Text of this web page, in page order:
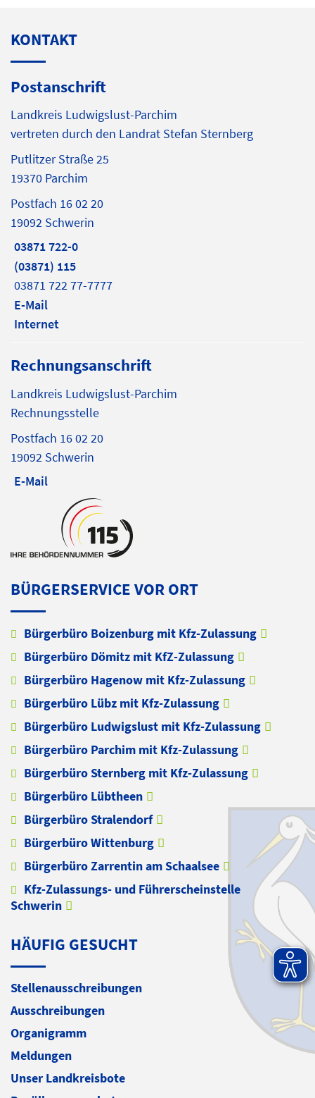
KONTAKT
Postanschrift
Landkreis Ludwigslust-Parchim
vertreten durch den Landrat Stefan Sternberg
Putlitzer Straße 25
19370 Parchim
Postfach 16 02 20
19092 Schwerin
03871 722-0
(03871) 115
03871 722 77-7777
E-Mail
Internet
Rechnungsanschrift
Landkreis Ludwigslust-Parchim
Rechnungsstelle
Postfach 16 02 20
19092 Schwerin
E-Mail
BÜRGERSERVICE VOR ORT
Bürgerbüro Boizenburg mit Kfz-Zulassung
Bürgerbüro Dömitz mit KfZ-Zulassung
Bürgerbüro Hagenow mit Kfz-Zulassung
Bürgerbüro Lübz mit Kfz-Zulassung
Bürgerbüro Ludwigslust mit Kfz-Zulassung
Bürgerbüro Parchim mit Kfz-Zulassung
Bürgerbüro Sternberg mit Kfz-Zulassung
Bürgerbüro Lübtheen
Bürgerbüro Stralendorf
Bürgerbüro Wittenburg
Bürgerbüro Zarrentin am Schaalsee
Kfz-Zulassungs- und Führerscheinstelle
Schwerin
HÄUFIG GESUCHT
Stellenausschreibungen
Ausschreibungen
Organigramm
Meldungen
Unser Landkreisbote